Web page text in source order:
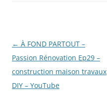
Navigation
des
articles
← À FOND PARTOUT –
Passion Rénovation Ep29 –
construction maison travaux
DIY – YouTube